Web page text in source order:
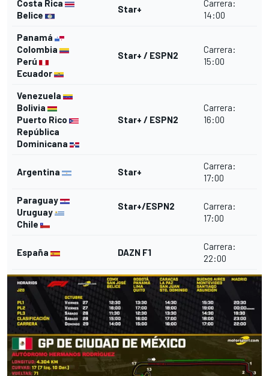
Costa Rica
Belice
Star+
Carrera:
14:00
Panamá
Colombia
Perú
Ecuador
Star+ / ESPN2
Carrera:
15:00
Venezuela
Bolivia
Puerto Rico
República
Dominicana
Star+ / ESPN2
Carrera:
16:00
Argentina Star+
Carrera:
17:00
Paraguay
Uruguay
Chile
Star+/ESPN2
Carrera:
17:00
España DAZN F1
Carrera:
22:00